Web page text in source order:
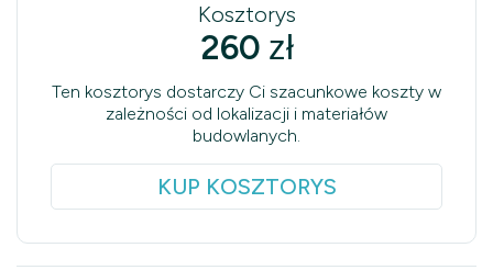
Kosztorys
260 zł
Ten kosztorys dostarczy Ci szacunkowe koszty w
zależności od lokalizacji i materiałów
budowlanych.
KUP KOSZTORYS